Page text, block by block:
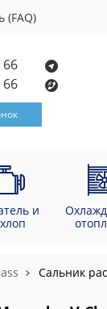
(FAQ)
66
66
и
Сальник